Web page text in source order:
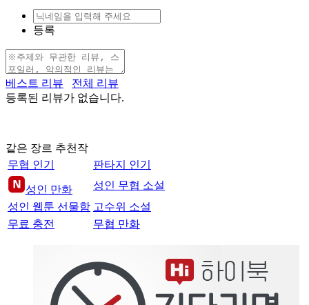
등록
베스트 리뷰
전체 리뷰
등록된 리뷰가 없습니다.
같은 장르 추천작
무협 인기
판타지 인기
성인 만화
성인 무협 소설
성인 웹툰 선물함 고수위 소설
무료 충전
무협 만화